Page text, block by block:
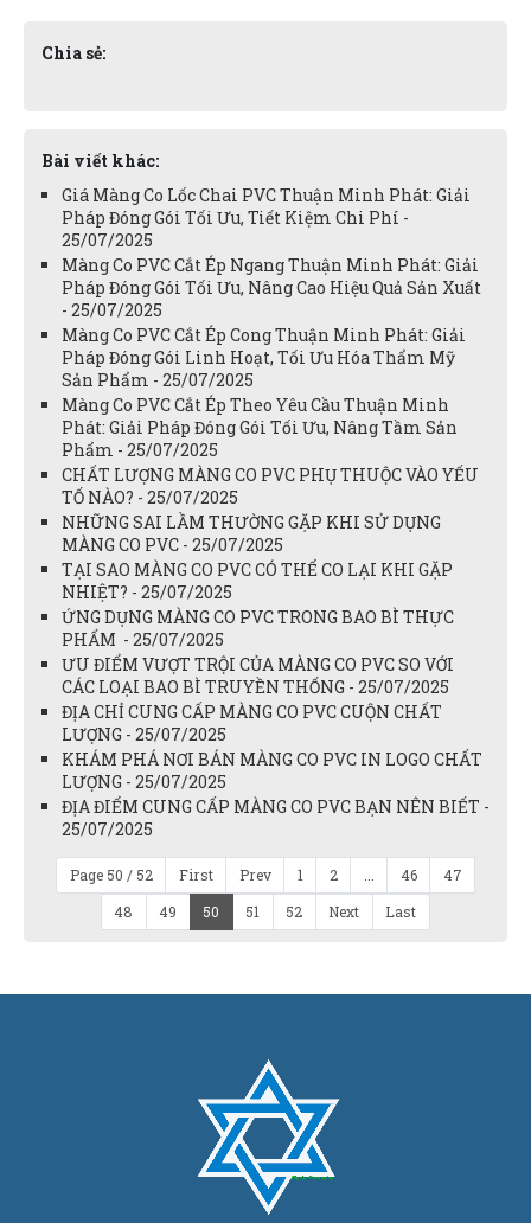
Chia sẻ:
Bài viết khác:
Giá Màng Co Lốc Chai PVC Thuận Minh Phát: Giải
Pháp Đóng Gói Tối Ưu, Tiết Kiệm Chi Phí -
25/07/2025
Màng Co PVC Cắt Ép Ngang Thuận Minh Phát: Giải
Pháp Đóng Gói Tối Ưu, Nâng Cao Hiệu Quả Sản Xuất
- 25/07/2025
Màng Co PVC Cắt Ép Cong Thuận Minh Phát: Giải
Pháp Đóng Gói Linh Hoạt, Tối Ưu Hóa Thẩm Mỹ
Sản Phẩm - 25/07/2025
Màng Co PVC Cắt Ép Theo Yêu Cầu Thuận Minh
Phát: Giải Pháp Đóng Gói Tối Ưu, Nâng Tầm Sản
Phẩm - 25/07/2025
CHẤT LƯỢNG MÀNG CO PVC PHỤ THUỘC VÀO YẾU
TỐ NÀO? - 25/07/2025
NHỮNG SAI LẦM THƯỜNG GẶP KHI SỬ DỤNG
MÀNG CO PVC - 25/07/2025
TẠI SAO MÀNG CO PVC CÓ THỂ CO LẠI KHI GẶP
NHIỆT? - 25/07/2025
ỨNG DỤNG MÀNG CO PVC TRONG BAO BÌ THỰC
PHẨM - 25/07/2025
ƯU ĐIỂM VƯỢT TRỘI CỦA MÀNG CO PVC SO VỚI
CÁC LOẠI BAO BÌ TRUYỀN THỐNG - 25/07/2025
ĐỊA CHỈ CUNG CẤP MÀNG CO PVC CUỘN CHẤT
LƯỢNG - 25/07/2025
KHÁM PHÁ NƠI BÁN MÀNG CO PVC IN LOGO CHẤT
LƯỢNG - 25/07/2025
ĐỊA ĐIỂM CUNG CẤP MÀNG CO PVC BẠN NÊN BIẾT -
25/07/2025
Page 50 / 52 First Prev 1 2 46
47
48
49 50 51 52 Next Last